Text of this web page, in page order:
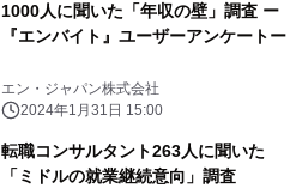
1000人に聞いた「年収の壁」調査 ー
『エンバイト』ユーザーアンケートー
エン・ジャパン株式会社
2024年1月31日 15:00
転職コンサルタント263人に聞いた
「ミドルの就業継続意向」調査